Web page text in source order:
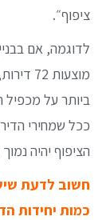
ציפוף״.
ביותר על מכפיל
ככל שמחירי
הציפוף יהיה
חשוב לדעת
כמות יחידות